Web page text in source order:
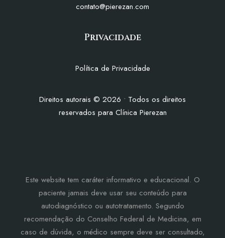
contato@pierezan.com
Privacidade
Política de Privacidade
Direitos autorais © 2026 • Todos os direitos
reservados para Clínica Pierezan
Este website tem caráter informativo e educacional. O
paciente jamais deve usar seu conteúdo para
autodiagnóstico ou autotratamento. Segundo
recomendação do Conselho Federal de Medicina, em
caso de dúvida, o médico sempre deve ser consultado,